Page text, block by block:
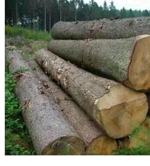
Kertas,
Vinyl
Cepat